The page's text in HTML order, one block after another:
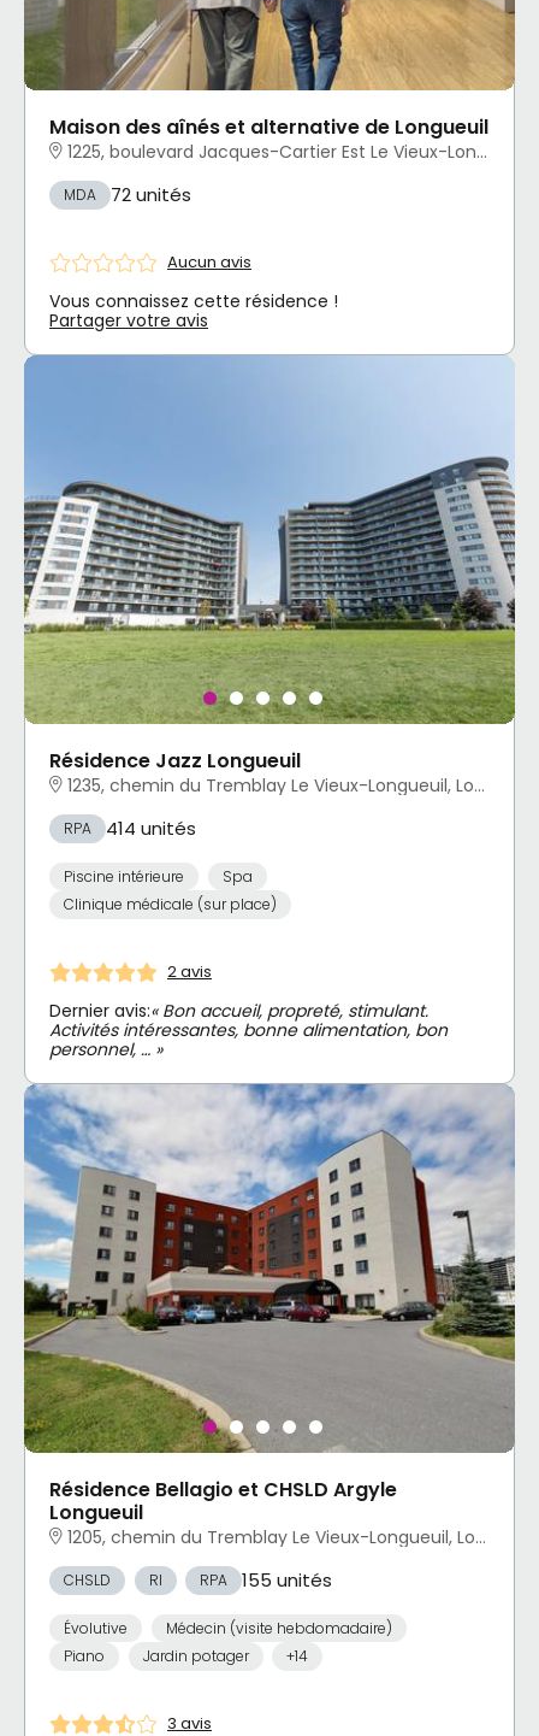
Maison des aînés et alternative de Longueuil
1225, boulevard Jacques-Cartier Est Le Vieux-Longueuil, Longueuil, QC
MDA 72 unités
Aucun avis
Vous connaissez cette résidence !
Partager votre avis
Résidence Jazz Longueuil
1235, chemin du Tremblay Le Vieux-Longueuil, Longueuil, QC
RPA 414 unités
Piscine intérieure
Spa
Clinique médicale (sur place)
2 avis
Dernier avis:« Bon accueil, propreté, stimulant.
Activités intéressantes, bonne alimentation, bon
personnel, … »
Résidence Bellagio et CHSLD Argyle
Longueuil
1205, chemin du Tremblay Le Vieux-Longueuil, Longueuil, QC
CHSLD RI RPA 155 unités
Évolutive
Médecin (visite hebdomadaire)
Piano
Jardin potager +14
3 avis